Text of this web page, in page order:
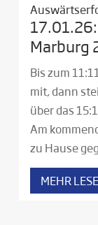
Marburg
Bis zum
mit, dann
über das
Am
zu Hause
MEHR